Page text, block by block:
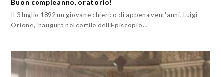
Buon compleanno, oratorio!
Il 3 luglio 1892 un giovane chierico di appena vent'anni, Luigi
Orione, inaugura nel cortile dell'Episcopio…